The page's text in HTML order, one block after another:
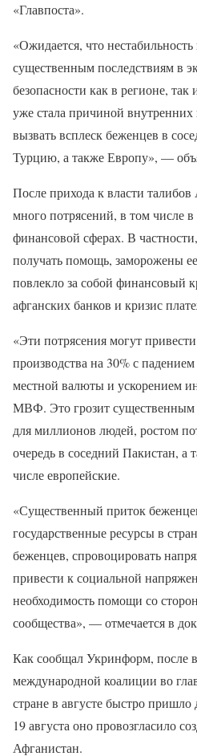
«Главпоста».
«Ожидается, что
существенным последствиям в
безопасности как в регионе,
уже стала причиной
вызвать всплеск беженцев в
Турцию, а также Европу», —
После прихода к власти
много потрясений, в том числе
финансовой сферах. В
получать помощь, заморожены
повлекло за собой финансовый
афганских банков и кризис
«Эти потрясения могут
производства на 30% с
местной валюты и ускорением
МВФ. Это грозит существенным
для миллионов людей, ростом
очередь в соседний Пакистан, а
числе европейские.
«Существенный приток
государственные ресурсы в
беженцев, спровоцировать
привести к социальной
необходимость помощи со
сообщества», — отмечается в
Как сообщал Укринформ, после
международной коалиции во
стране в августе быстро
19 августа оно провозгласило
Афганистан.